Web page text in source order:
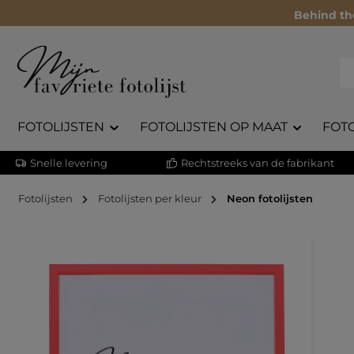
Behind
FOTOLIJSTEN FOTOLIJSTEN OP MAAT
Snelle levering Rechtstreeks van de fabrikant
Fotolijsten Fotolijsten per kleur Neon fotolijsten